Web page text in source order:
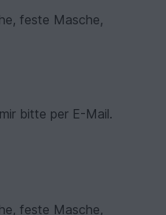
feste Masche,
bitte per E-Mail.
feste Masche,